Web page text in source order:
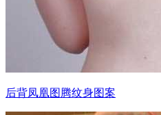
后背凤凰图腾纹身图案